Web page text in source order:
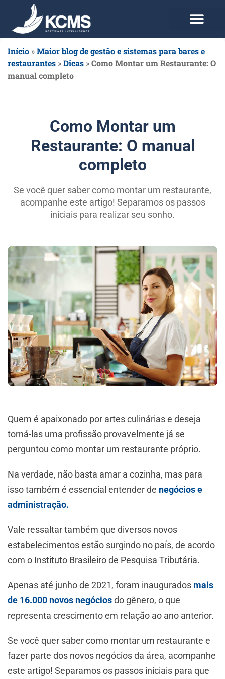
Início »Maior blog de gestão e sistemas para bares e
restaurantes »Dicas »Como Montar um Restaurante: O
manual completo
Como Montar um
Restaurante: O manual
completo
Se você quer saber como montar um restaurante,
acompanhe este artigo! Separamos os passos
iniciais para realizar seu sonho.
Quem é apaixonado por artes culinárias e deseja
torná-las uma profissão provavelmente já se
perguntou como montar um restaurante próprio.
Na verdade, não basta amar a cozinha, mas para
isso também é essencial entender de negócios e
administração.
Vale ressaltar também que diversos novos
estabelecimentos estão surgindo no país, de acordo
com o Instituto Brasileiro de Pesquisa Tributária.
Apenas até junho de 2021, foram inaugurados mais
de 16.000 novos negóciosdo gênero, o que
representa crescimento em relação ao ano anterior.
Se você quer saber como montar um restaurante e
fazer parte dos novos negócios da área, acompanhe
este artigo! Separamos os passos iniciais para que